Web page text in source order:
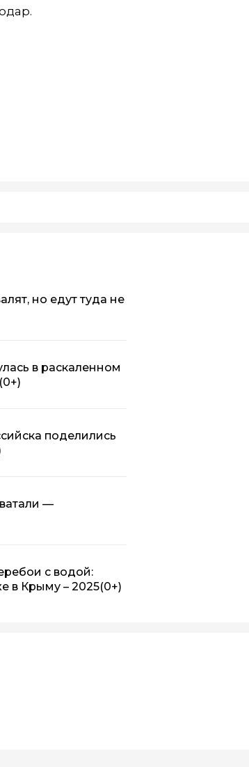
но едут туда не
в раскаленном
(0+)
поделились
—
с водой:
в Крыму – 2025(0+)